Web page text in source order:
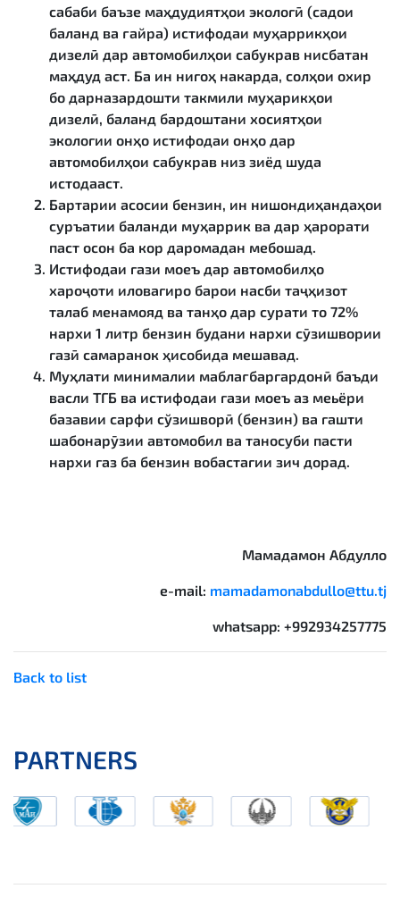
сабаби баъзе маҳдудиятҳои экологӣ (садои
баланд ва ғайра) истифодаи муҳаррикҳои
дизелӣ дар автомобилҳои сабукрав нисбатан
маҳдуд аст. Ба ин нигоҳ накарда, солҳои охир
бо дарназардошти такмили муҳарикҳои
дизелӣ, баланд бардоштани хосиятҳои
экологии онҳо истифодаи онҳо дар
автомобилҳои сабукрав низ зиёд шуда
истодааст.
Бартарии асосии бензин, ин нишондиҳандаҳои
суръатии баланди муҳаррик ва дар ҳарорати
паст осон ба кор даромадан мебошад.
Истифодаи гази моеъ дар автомобилҳо
хароҷоти иловагиро барои насби таҷҳизот
талаб менамояд ва танҳо дар сурати то 72%
нархи 1 литр бензин будани нархи сӯзишвории
газӣ самаранок ҳисобида мешавад.
Муҳлати минималии маблағбаргардонӣ баъди
васли ТГБ ва истифодаи гази моеъ аз меьёри
базавии сарфи сўзишворӣ (бензин) ва гашти
шабонарӯзии автомобил ва таносуби пасти
нархи газ ба бензин вобастагии зич дорад.
Мамадамон Абдулло
e-mail: mamadamonabdullo@ttu.tj
whatsapp: +992934257775
Back to list
PARTNERS